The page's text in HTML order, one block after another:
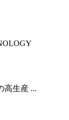
高生産 ...